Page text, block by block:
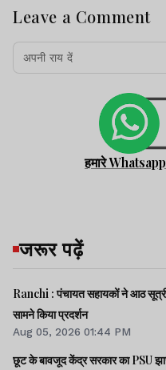
Leave a Comment
हमारे
जरूर पढ़ें
Ranchi : पंचायत सहायकों ने आठ
सामने किया प्रदर्शन
Aug 05, 2026 01:44 PM
छूट के बावजूद केंद्र सरकार का PSU